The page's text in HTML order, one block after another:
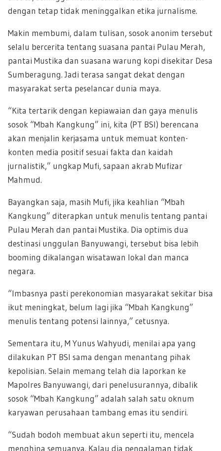
dengan tetap tidak meninggalkan etika jurnalisme.
Makin membumi, dalam tulisan, sosok anonim tersebut
selalu bercerita tentang suasana pantai Pulau Merah,
pantai Mustika dan suasana warung kopi disekitar Desa
Sumberagung. Jadi terasa sangat dekat dengan
masyarakat serta peselancar dunia maya.
“Kita tertarik dengan kepiawaian dan gaya menulis
sosok “Mbah Kangkung” ini, kita (PT BSI) berencana
akan menjalin kerjasama untuk memuat konten-
konten media positif sesuai fakta dan kaidah
jurnalistik,” ungkap Mufi, sapaan akrab Mufizar
Mahmud.
Bayangkan saja, masih Mufi, jika keahlian “Mbah
Kangkung” diterapkan untuk menulis tentang pantai
Pulau Merah dan pantai Mustika. Dia optimis dua
destinasi unggulan Banyuwangi, tersebut bisa lebih
booming dikalangan wisatawan lokal dan manca
negara.
“Imbasnya pasti perekonomian masyarakat sekitar bisa
ikut meningkat, belum lagi jika “Mbah Kangkung”
menulis tentang potensi lainnya,” cetusnya.
Sementara itu, M Yunus Wahyudi, menilai apa yang
dilakukan PT BSI sama dengan menantang pihak
kepolisian. Selain memang telah dia laporkan ke
Mapolres Banyuwangi, dari penelusurannya, dibalik
sosok “Mbah Kangkung” adalah salah satu oknum
karyawan perusahaan tambang emas itu sendiri.
“Sudah bodoh membuat akun seperti itu, mencela
menghina semuanya. Kalau dia pengalaman tidak